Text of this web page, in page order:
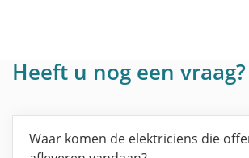
Heeft u nog een vraag?
Waar komen de elektriciens die